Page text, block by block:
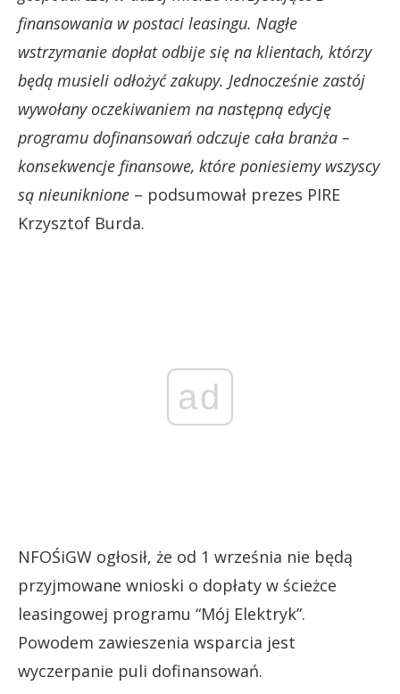
finansowania w postaci leasingu. Nagłe
wstrzymanie dopłat odbije się na klientach, którzy
będą musieli odłożyć zakupy. Jednocześnie zastój
wywołany oczekiwaniem na następną edycję
programu dofinansowań odczuje cała branża –
konsekwencje finansowe, które poniesiemy wszyscy
są nieuniknione – podsumował prezes PIRE
Krzysztof Burda.
ad
NFOŚiGW ogłosił, że od 1 września nie będą
przyjmowane wnioski o dopłaty w ścieżce
leasingowej programu “Mój Elektryk”.
Powodem zawieszenia wsparcia jest
wyczerpanie puli dofinansowań.